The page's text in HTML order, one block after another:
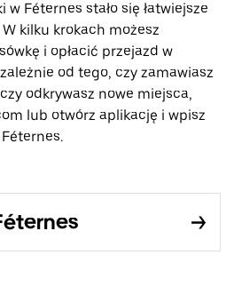
Féternes stało się łatwiejsze
kilku krokach możesz
i opłacić przejazd w
od tego, czy zamawiasz
odkrywasz nowe miejsca,
lub otwórz aplikację i wpisz